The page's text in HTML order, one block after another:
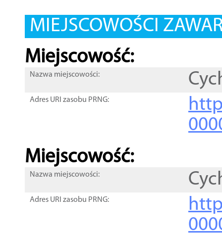
MIEJSCOWOŚCI
Miejscowość:
Nazwa miejscowości:
Adres URI zasobu PRNG:
Miejscowość:
Nazwa miejscowości:
Adres URI zasobu PRNG: